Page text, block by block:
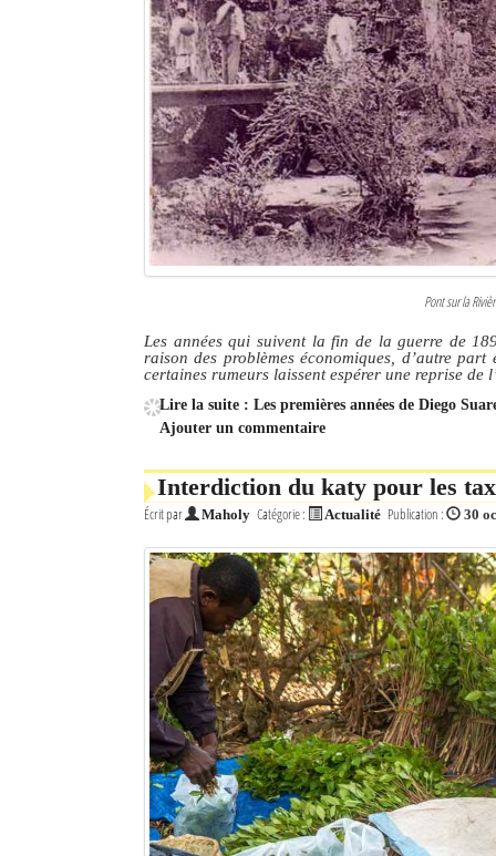
Pont sur la
Les années qui suivent la fin de la guerre de
raison des problèmes économiques, d’autre
certaines rumeurs laissent espérer une reprise de
Lire la suite : Les premières années de Diego
Ajouter un commentaire
Interdiction du katy pour les
Écrit par Maholy Catégorie : Actualité Publication : 30